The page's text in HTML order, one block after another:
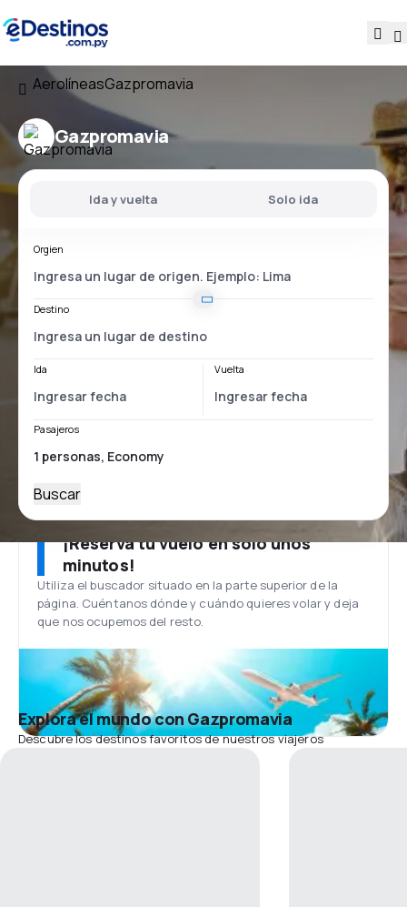
AerolíneasGazpromavia
Gazpromavia
Ida y vuelta Solo ida
Orgien
Destino
Ida Vuelta
Pasajeros
Buscar
¡Reserva tu vuelo en solo unos
minutos!
Utiliza el buscador situado en la parte superior de la
página. Cuéntanos dónde y cuándo quieres volar y deja
que nos ocupemos del resto.
Explora el mundo con Gazpromavia
Descubre los destinos favoritos de nuestros viajeros